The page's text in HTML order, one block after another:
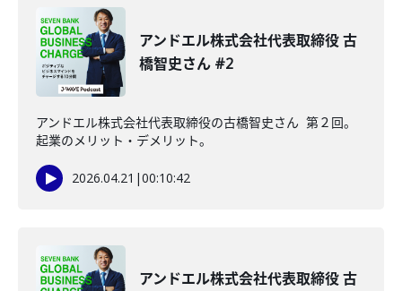
アンドエル株式会社代表取締役 古
橋智史さん #2
アンドエル株式会社代表取締役の古橋智史さん 第２回。
起業のメリット・デメリット。
2026.04.21 |00:10:42
アンドエル株式会社代表取締役 古